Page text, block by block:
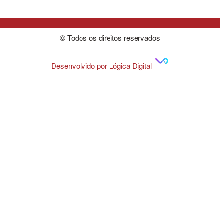
© Todos os direitos reservados
Desenvolvido por Lógica Digital